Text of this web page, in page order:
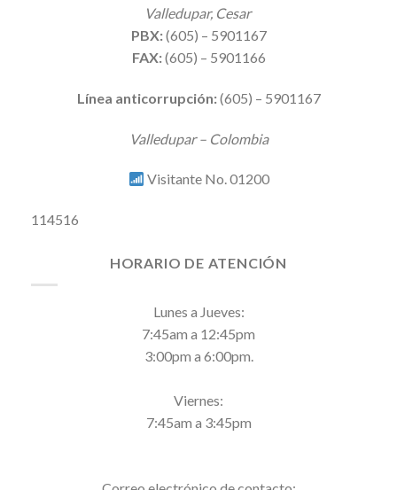
Valledupar, Cesar
PBX:(605) – 5901167
FAX:(605) – 5901166
Línea anticorrupción:(605) – 5901167
Valledupar – Colombia
Visitante No. 01200
114516
HORARIO DE ATENCIÓN
Lunes a Jueves:
7:45am a 12:45pm
3:00pm a 6:00pm.
Viernes:
7:45am a 3:45pm